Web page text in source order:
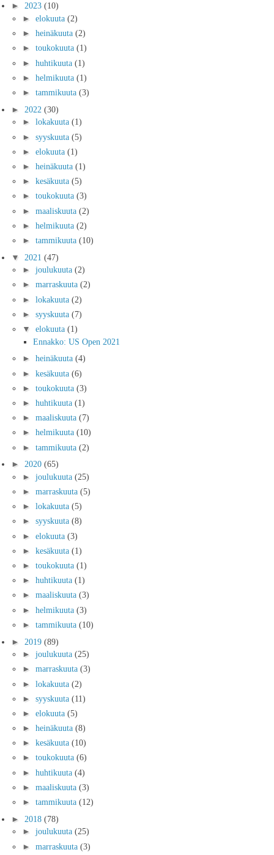
► 2023 (10)
► elokuuta (2)
► heinäkuuta (2)
► toukokuuta (1)
► huhtikuuta (1)
► helmikuuta (1)
► tammikuuta (3)
► 2022 (30)
► lokakuuta (1)
► syyskuuta (5)
► elokuuta (1)
► heinäkuuta (1)
► kesäkuuta (5)
► toukokuuta (3)
► maaliskuuta (2)
► helmikuuta (2)
► tammikuuta (10)
▼ 2021 (47)
► joulukuuta (2)
► marraskuuta (2)
► lokakuuta (2)
► syyskuuta (7)
▼ elokuuta (1)
Ennakko: US Open 2021
► heinäkuuta (4)
► kesäkuuta (6)
► toukokuuta (3)
► huhtikuuta (1)
► maaliskuuta (7)
► helmikuuta (10)
► tammikuuta (2)
► 2020 (65)
► joulukuuta (25)
► marraskuuta (5)
► lokakuuta (5)
► syyskuuta (8)
► elokuuta (3)
► kesäkuuta (1)
► toukokuuta (1)
► huhtikuuta (1)
► maaliskuuta (3)
► helmikuuta (3)
► tammikuuta (10)
► 2019 (89)
► joulukuuta (25)
► marraskuuta (3)
► lokakuuta (2)
► syyskuuta (11)
► elokuuta (5)
► heinäkuuta (8)
► kesäkuuta (10)
► toukokuuta (6)
► huhtikuuta (4)
► maaliskuuta (3)
► tammikuuta (12)
► 2018 (78)
► joulukuuta (25)
► marraskuuta (3)